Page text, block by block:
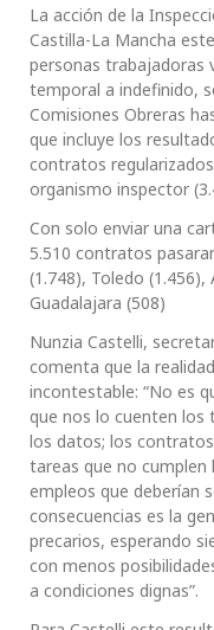
La acción de la
Castilla-La Mancha
personas trabajadoras
temporal a indefinido,
Comisiones Obreras
que incluye los
contratos
organismo inspector
Con solo enviar una
5.510 contratos
(1.748), Toledo (1.456),
Guadalajara (508)
Nunzia Castelli,
comenta que la
incontestable: “No es
que nos lo cuenten los
los datos; los
tareas que no cumplen
empleos que deberían
consecuencias es la
precarios, esperando
con menos
a condiciones dignas”.